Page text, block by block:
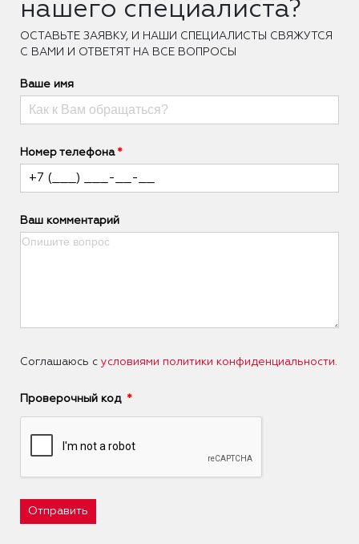
нашего специалиста?
ОCТАВЬТЕ ЗАЯВКУ, И НАШИ СПЕЦИАЛИСТЫ СВЯЖУТСЯ
С ВАМИ И ОТВЕТЯТ НА ВСЕ ВОПРОСЫ
Ваше имя
Номер телефона
Ваш комментарий
Соглашаюсь с условиями политики конфиденциальности.
Проверочный код
Отправить